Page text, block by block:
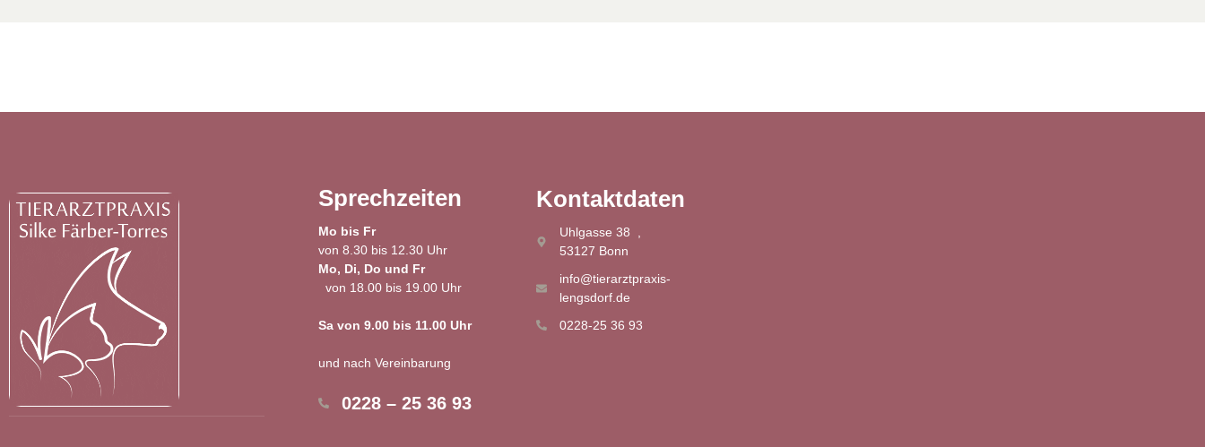
Sprechzeiten
Mo bis Fr
von 8.30 bis 12.30 Uhr
Mo, Di, Do und Fr
von 18.00 bis 19.00 Uhr
Sa von 9.00 bis 11.00 Uhr
und nach Vereinbarung
0228 – 25 36 93
Kontaktdaten
Uhlgasse 38 ,
53127 Bonn
info@tierarztpraxis-
lengsdorf.de
0228-25 36 93